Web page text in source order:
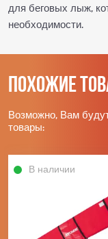
для беговых лыж,
необходимости.
Похожие
Возможно, Вам
товары:
В наличии